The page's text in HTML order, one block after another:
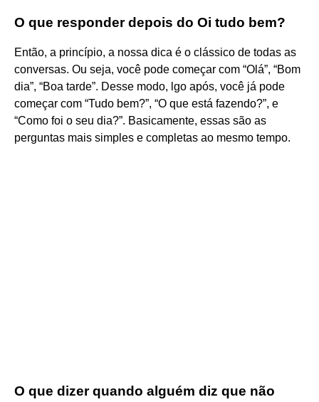
O que responder depois do Oi tudo bem?
Então, a princípio, a nossa dica é o clássico de todas as
conversas. Ou seja, você pode começar com “Olá”, “Bom
dia”, “Boa tarde”. Desse modo, lgo após, você já pode
começar com “Tudo bem?”, “O que está fazendo?”, e
“Como foi o seu dia?”. Basicamente, essas são as
perguntas mais simples e completas ao mesmo tempo.
O que dizer quando alguém diz que não